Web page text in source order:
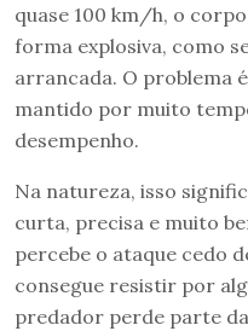
quase 100 km/h, o
forma explosiva, como
arrancada. O problema
mantido por muito
desempenho.
Na natureza, isso
curta, precisa e muito
percebe o ataque cedo
consegue resistir por
predador perde parte